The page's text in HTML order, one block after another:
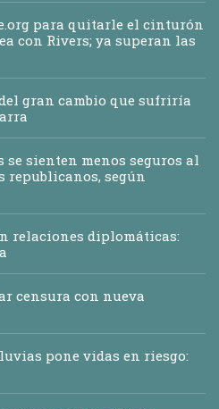
para quitarle el cinturón
con Rivers; ya superan las
gran cambio que sufriría
se sienten menos seguros al
republicanos, según
relaciones diplomáticas:
censura con nueva
pone vidas en riesgo: